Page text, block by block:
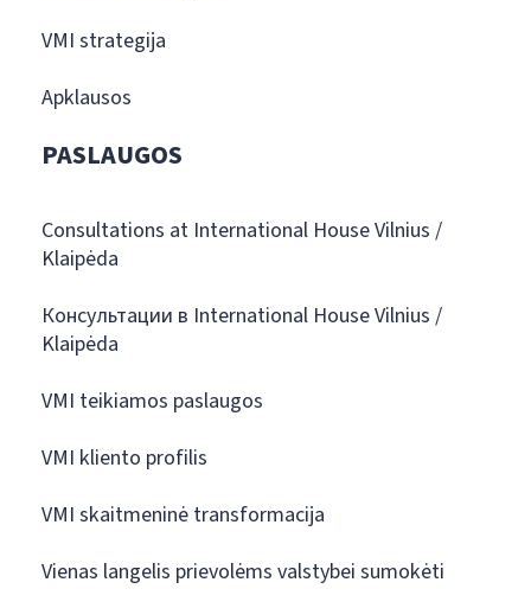
VMI strategija
Apklausos
PASLAUGOS
Consultations at International House Vilnius /
Klaipėda
Консультации в International House Vilnius /
Klaipėda
VMI teikiamos paslaugos
VMI kliento profilis
VMI skaitmeninė transformacija
Vienas langelis prievolėms valstybei sumokėti